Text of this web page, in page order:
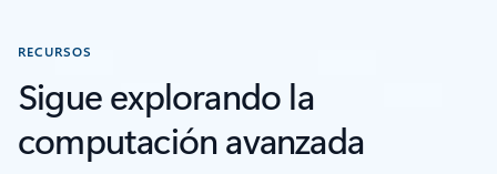
RECURSOS
Sigue explorando la
computación avanzada